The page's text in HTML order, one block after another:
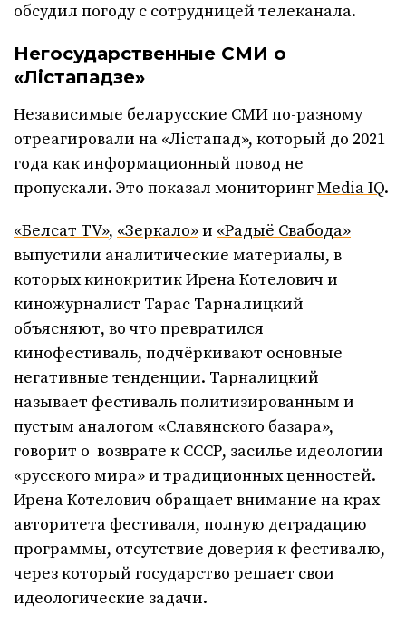
обсудил погоду с сотрудницей телеканала.
Негосударственные СМИ о
«Лістападзе»
Независимые беларусские СМИ по-разному
отреагировали на «Лістапад», который до 2021
года как информационный повод не
пропускали. Это показал мониторингMedia IQ.
«Белсат TV», «Зеркало»и «Радыё Свабода»
выпустили аналитические материалы, в
которых кинокритик Ирена Котелович и
киножурналист Тарас Тарналицкий
объясняют, во что превратился
кинофестиваль, подчёркивают основные
негативные тенденции. Тарналицкий
называет фестиваль политизированным и
пустым аналогом «Славянского базара»,
говорит о возврате к СССР, засилье идеологии
«русского мира» и традиционных ценностей.
Ирена Котелович обращает внимание на крах
авторитета фестиваля, полную деградацию
программы, отсутствие доверия к фестивалю,
через который государство решает свои
идеологические задачи.